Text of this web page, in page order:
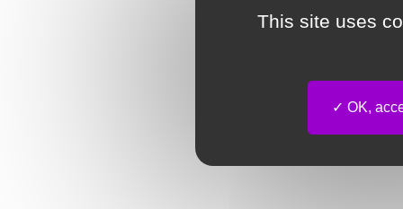
This site uses
OK,